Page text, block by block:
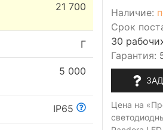
21 700
Г
5 000
IP65
Наличие:
Срок
30
Гарантия:
Цена на